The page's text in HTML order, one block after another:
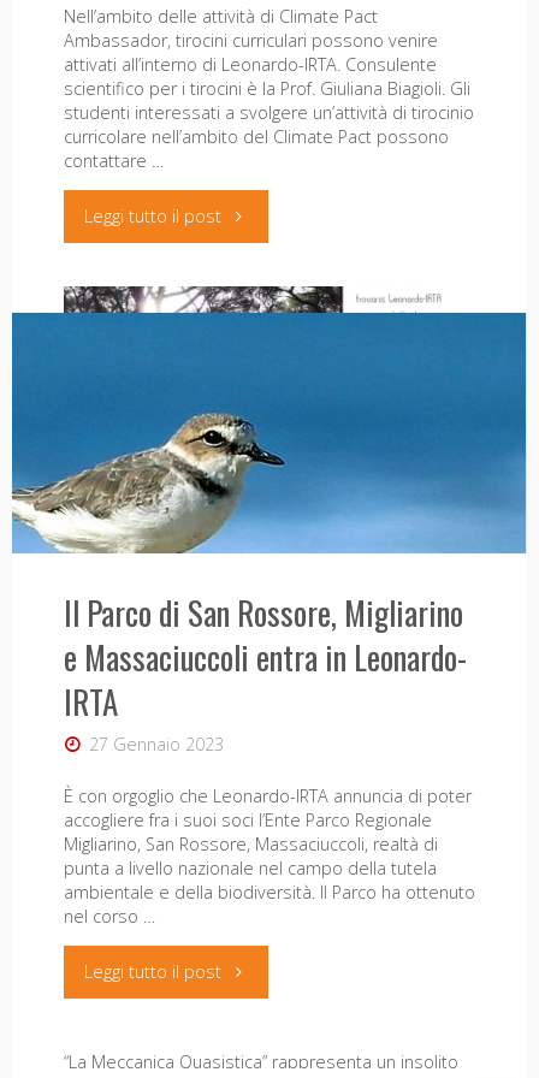
Manfredi"
Auguri di buon anno 2025
20 Dicembre 2024
“La Meccanica Quasistica” di
Tiziano Distefano. Presentazione a
Pisa, 8 novembre ore 18.30
“La Meccanica Quasistica” rappresenta un insolito
9
maggio
Nell’ambito delle attività di Climate Pact
Ambassador, tirocini curriculari possono venire
attivati all’interno di Leonardo-IRTA. Consulente
scientifico per i tirocini è la Prof. Giuliana Biagioli. Gli
studenti interessati a svolgere un’attività di tirocinio
curricolare nell’ambito del Climate Pact possono
contattare …
Leggi tutto il post"Tirocini
per
Climate
Pact"
Il Parco di San Rossore, Migliarino
e Massaciuccoli entra in Leonardo-
IRTA
27 Gennaio 2023
È con orgoglio che Leonardo-IRTA annuncia di poter
accogliere fra i suoi soci l’Ente Parco Regionale
Migliarino, San Rossore, Massaciuccoli, realtà di
punta a livello nazionale nel campo della tutela
ambientale e della biodiversità. Il Parco ha ottenuto
nel corso …
Leggi tutto il post"Il